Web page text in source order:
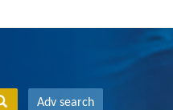
Adv search